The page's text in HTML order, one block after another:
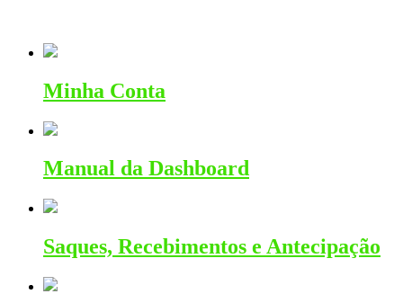
Minha Conta
Manual da Dashboard
Saques, Recebimentos e Antecipação